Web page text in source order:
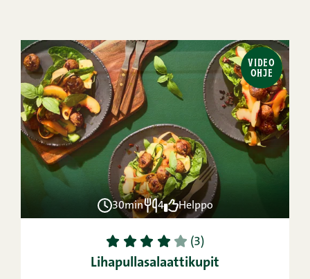
VIDEO
OHJE
30min 4 Helppo
1 2 3 4 5 (3)
Lihapullasalaattikupit